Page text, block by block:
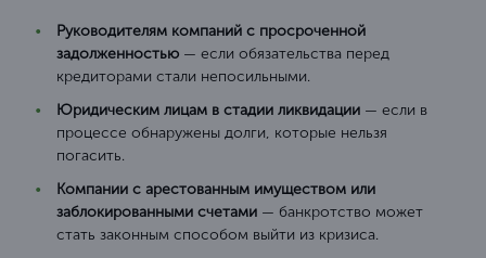
Руководителям компаний с просроченной
задолженностью — если обязательства перед
кредиторами стали непосильными.
Юридическим лицам в стадии ликвидации — если в
процессе обнаружены долги, которые нельзя
погасить.
Компании с арестованным имуществом или
заблокированными счетами — банкротство может
стать законным способом выйти из кризиса.